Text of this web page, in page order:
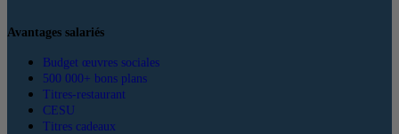
Avantages salariés
Budget œuvres sociales
500 000+ bons plans
Titres-restaurant
CESU
Titres cadeaux